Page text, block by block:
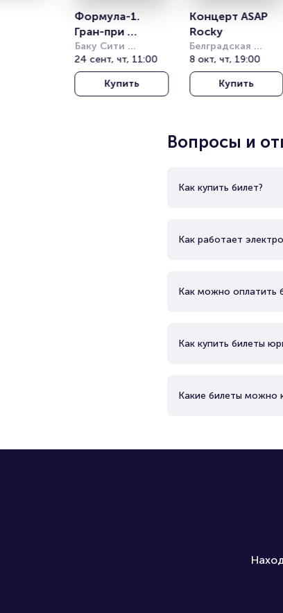
Формула-1.
Гран-при
Азербайджана
2026. 24 - 26
Сентября
Баку Сити
СирСуит (Baku
City Circuit)
24 сент, чт, 11:00
Купить
Концерт ASAP
Rocky
Белградская
Арена (бывш.
Штарк Арена)
8 окт, чт, 19:00
Купить
Вопросы и
Как купить билет?
Как работает
Как можно оплатить
Как купить билеты
Какие билеты можно